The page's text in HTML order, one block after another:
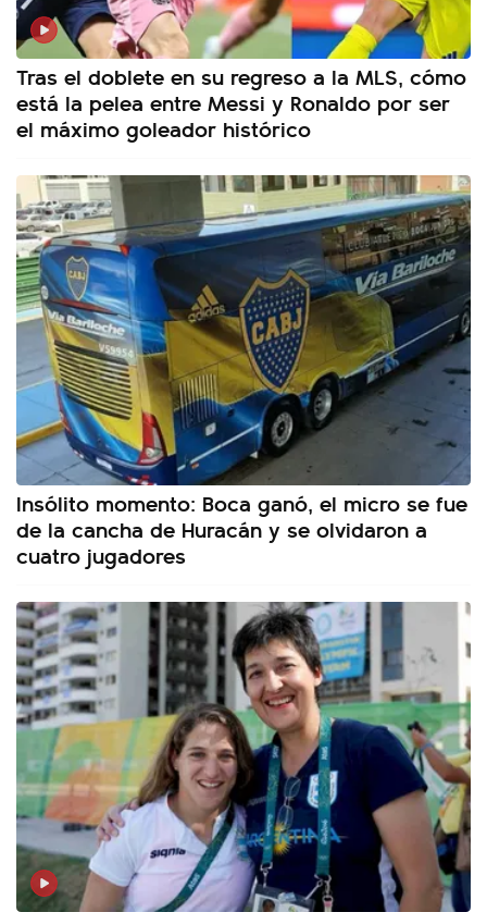
Tras el doblete en su regreso a la MLS, cómo
está la pelea entre Messi y Ronaldo por ser
el máximo goleador histórico
Insólito momento: Boca ganó, el micro se fue
de la cancha de Huracán y se olvidaron a
cuatro jugadores